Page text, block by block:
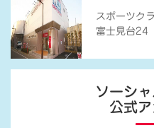
スポーツク
富士見台24
ソーシ
公式